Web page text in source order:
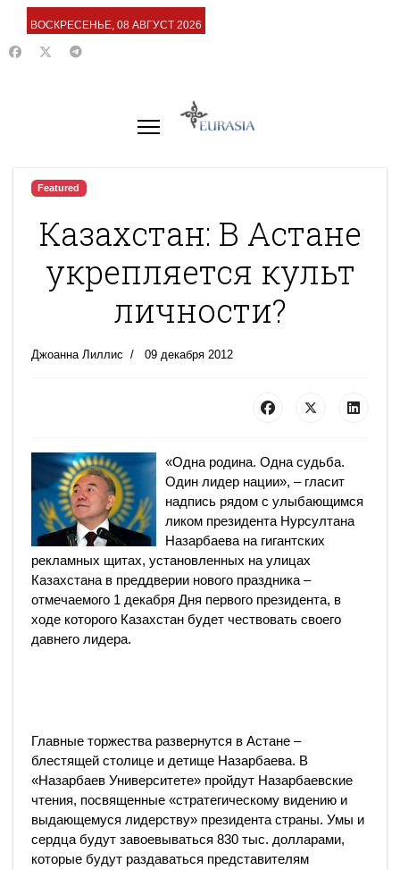
ВОСКРЕСЕНЬЕ, 08 АВГУСТ 2026
Featured
Казахстан: В Астане
укрепляется культ
личности?
Джоанна Лиллис 09 декабря 2012
«Одна родина. Одна судьба.
Один лидер нации», – гласит
надпись рядом с улыбающимся
ликом президента Нурсултана
Назарбаева на гигантских
рекламных щитах, установленных на улицах
Казахстана в преддверии нового праздника –
отмечаемого 1 декабря Дня первого президента, в
ходе которого Казахстан будет чествовать своего
давнего лидера.
Главные торжества развернутся в Астане –
блестящей столице и детище Назарбаева. В
«Назарбаев Университете» пройдут Назарбаевские
чтения, посвященные «стратегическому видению и
выдающемуся лидерству» президента страны. Умы и
сердца будут завоевываться 830 тыс. долларами,
которые будут раздаваться представителям